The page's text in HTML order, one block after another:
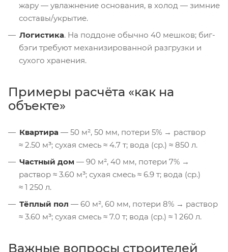
жару — увлажнение основания, в холод — зимние
составы/укрытие.
Логистика. На поддоне обычно 40 мешков; биг-
бэги требуют механизированной разгрузки и
сухого хранения.
Примеры расчёта «как на
объекте»
Квартира — 50 м², 50 мм, потери 5% → раствор
≈ 2.50 м³; сухая смесь ≈ 4.7 т; вода (ср.) ≈ 850 л.
Частный дом — 90 м², 40 мм, потери 7% →
раствор ≈ 3.60 м³; сухая смесь ≈ 6.9 т; вода (ср.)
≈ 1 250 л.
Тёплый пол — 60 м², 60 мм, потери 8% → раствор
≈ 3.60 м³; сухая смесь ≈ 7.0 т; вода (ср.) ≈ 1 260 л.
Важные вопросы строителей